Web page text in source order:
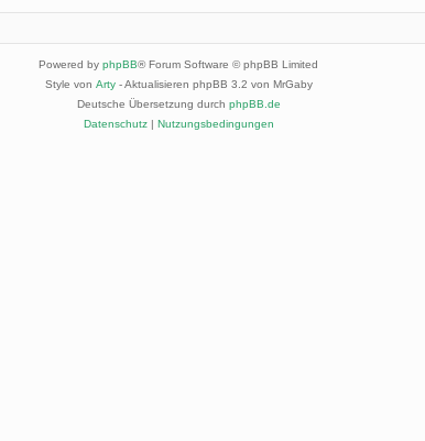
Powered by phpBB® Forum Software © phpBB Limited
Style von Arty- Aktualisieren phpBB 3.2 von MrGaby
Deutsche Übersetzung durch phpBB.de
Datenschutz| Nutzungsbedingungen